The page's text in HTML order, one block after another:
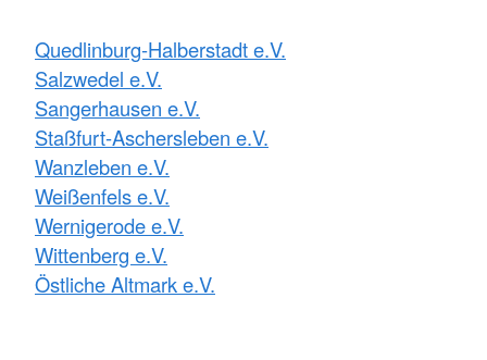
Quedlinburg-Halberstadt e.V.
Salzwedel e.V.
Sangerhausen e.V.
Staßfurt-Aschersleben e.V.
Wanzleben e.V.
Weißenfels e.V.
Wernigerode e.V.
Wittenberg e.V.
Östliche Altmark e.V.